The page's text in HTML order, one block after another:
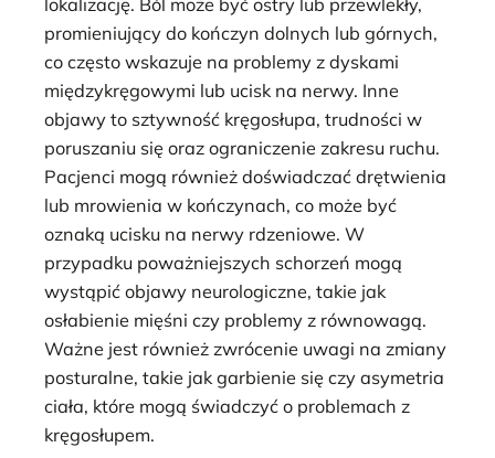
lokalizację. Ból może być ostry lub przewlekły,
promieniujący do kończyn dolnych lub górnych,
co często wskazuje na problemy z dyskami
międzykręgowymi lub ucisk na nerwy. Inne
objawy to sztywność kręgosłupa, trudności w
poruszaniu się oraz ograniczenie zakresu ruchu.
Pacjenci mogą również doświadczać drętwienia
lub mrowienia w kończynach, co może być
oznaką ucisku na nerwy rdzeniowe. W
przypadku poważniejszych schorzeń mogą
wystąpić objawy neurologiczne, takie jak
osłabienie mięśni czy problemy z równowagą.
Ważne jest również zwrócenie uwagi na zmiany
posturalne, takie jak garbienie się czy asymetria
ciała, które mogą świadczyć o problemach z
kręgosłupem.